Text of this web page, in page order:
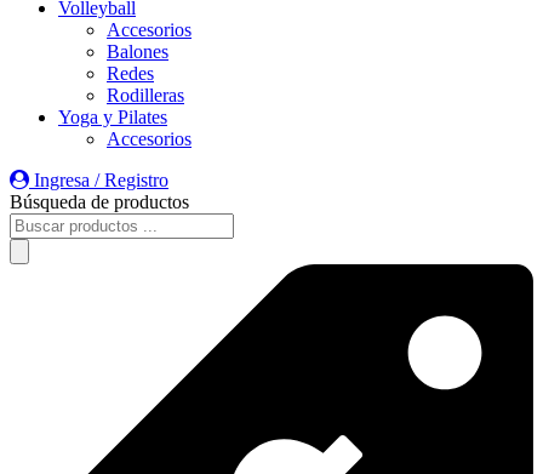
Volleyball
Accesorios
Balones
Redes
Rodilleras
Yoga y Pilates
Accesorios
Ingresa / Registro
Búsqueda de productos